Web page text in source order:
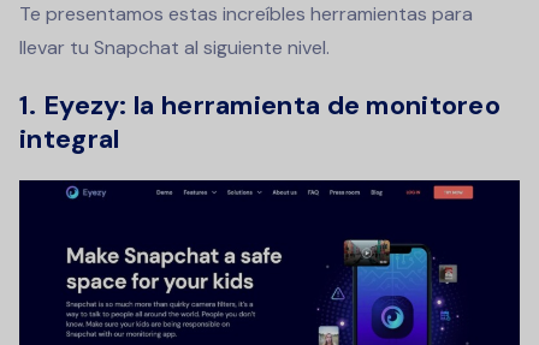
Te presentamos estas increíbles herramientas para
llevar tu Snapchat al siguiente nivel.
1. Eyezy: la herramienta de monitoreo
integral